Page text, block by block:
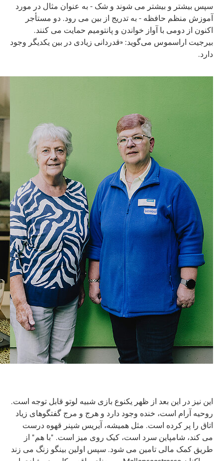
سپس بیشتر و بیشتر می شوند و شک - به عنوان مثال در مورد
آموزش منظم حافظه - به تدریج از بین می رود. دو مستأجر
اکنون از دومی با آواز خواندن و پانتومیم حمایت می کنند.
بیرجیت اراسموس می‌گوید: «قدردانی زیادی در بین یکدیگر وجود
دارد.
این نیز در این بعد از ظهر یکنوع بازی شبیه لوتو قابل توجه است.
روحیه آرام است، خنده وجود دارد و هرج و مرج گفتگوهای زیاد
اتاق را پر کرده است. مثل همیشه، آیریس شپنر قهوه درست
می کند، شامپاین سرد است، کیک روی میز است. "با هم" از
طریق کمک مالی تامین می شود. سپس اولین بینگو زنگ می زند